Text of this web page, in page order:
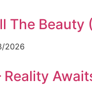
The Beauty
2026
Reality